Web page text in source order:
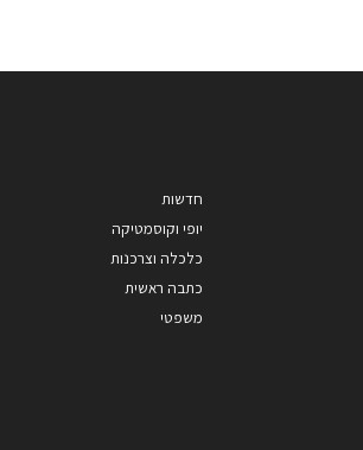
חדשות
יופי וקוסמטיקה
כלכלה וצרכנות
כתבה ראשית
משפטי